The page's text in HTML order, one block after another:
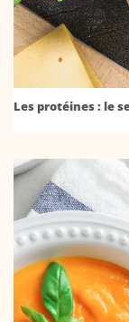
Les protéines : le